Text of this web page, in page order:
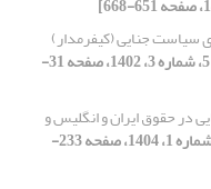
سیاست جنایی (کیفرمدار)
[دوره 5، شماره 3، 1402، صفحه 31-
در حقوق ایران و انگلیس و
[دوره 7، شماره 1، 1404، صفحه 233-